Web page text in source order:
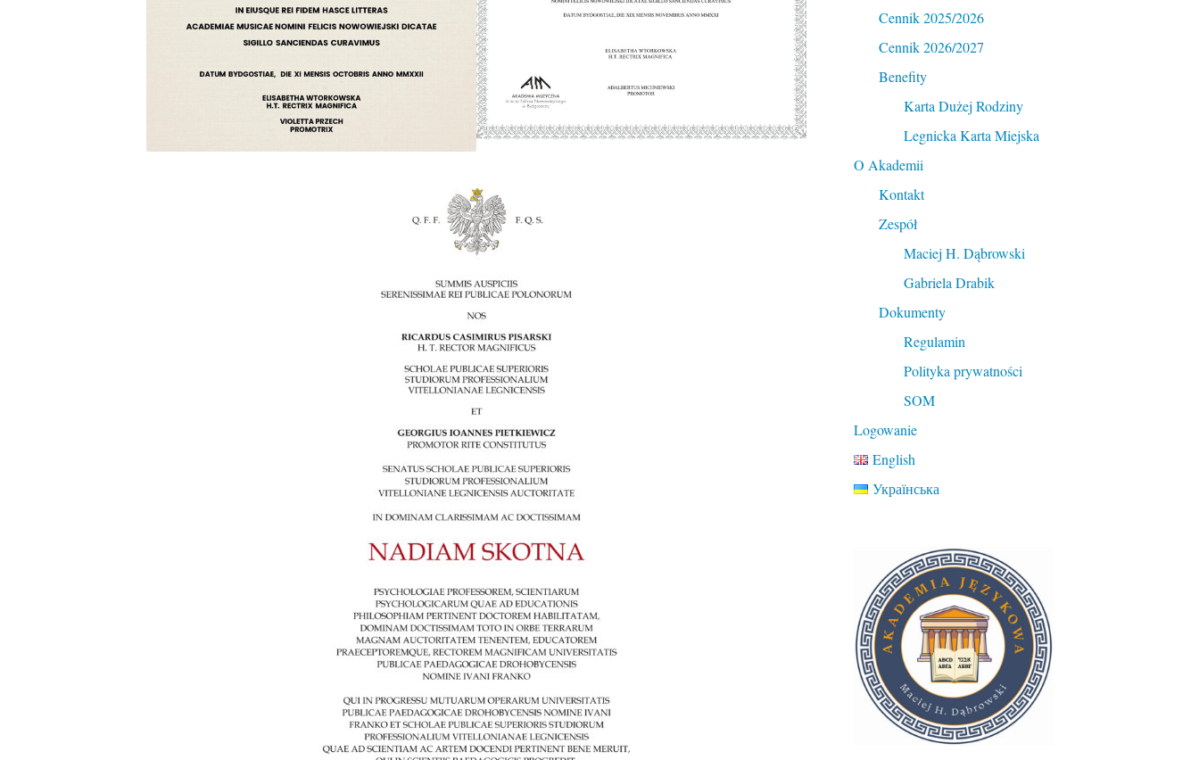
Cennik 2025/2026
Cennik 2026/2027
Benefity
Karta Dużej Rodziny
Legnicka Karta Miejska
O Akademii
Kontakt
Zespół
Maciej H. Dąbrowski
Gabriela Drabik
Dokumenty
Regulamin
Polityka prywatności
SOM
Logowanie
English
Українська